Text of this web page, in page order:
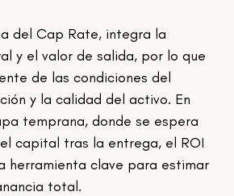
del Cap Rate, integra la
y el valor de salida, por lo que
de las condiciones del
y la calidad del activo. En
temprana, donde se espera
capital tras la entrega, el ROI
herramienta clave para estimar
total.